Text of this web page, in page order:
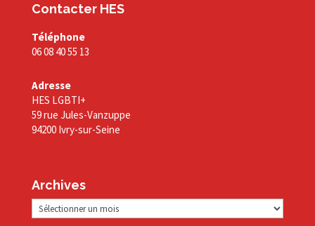
Contacter HES
Téléphone
06 08 40 55 13
Adresse
HES LGBTI+
59 rue Jules-Vanzuppe
94200 Ivry-sur-Seine
Archives
Archives